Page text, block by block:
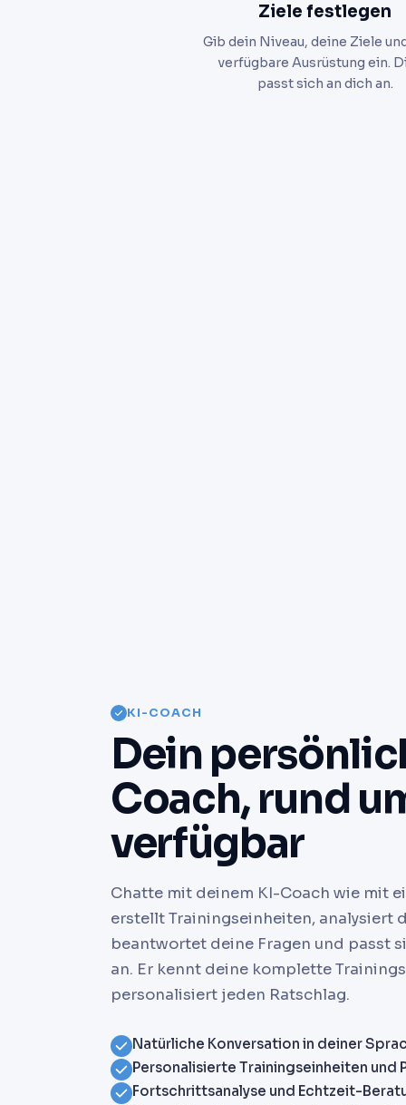
Ziele festlegen
Gib dein Niveau, deine Ziele
verfügbare Ausrüstung ein.
passt sich an dich an.
KI-COACH
Dein
Coach, rund
verfügbar
Chatte mit deinem KI-Coach wie mit
erstellt Trainingseinheiten, analysiert
beantwortet deine Fragen und passt
an. Er kennt deine komplette
personalisiert jeden Ratschlag.
Natürliche Konversation in deiner
Personalisierte Trainingseinheiten und
Fortschrittsanalyse und Echtzeit-